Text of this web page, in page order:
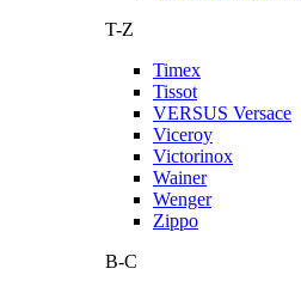
T-Z
Timex
Tissot
VERSUS Versace
Viceroy
Victorinox
Wainer
Wenger
Zippo
В-С